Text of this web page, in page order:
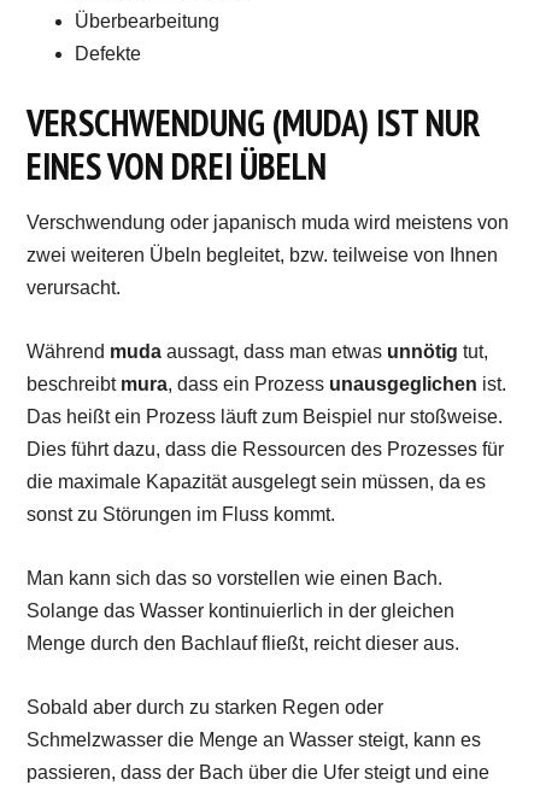
Überbearbeitung
Defekte
VERSCHWENDUNG (MUDA) IST NUR
EINES VON DREI ÜBELN
Verschwendung oder japanisch muda wird meistens von
zwei weiteren Übeln begleitet, bzw. teilweise von Ihnen
verursacht.
Während muda aussagt, dass man etwas unnötig tut,
beschreibt mura, dass ein Prozess unausgeglichen ist.
Das heißt ein Prozess läuft zum Beispiel nur stoßweise.
Dies führt dazu, dass die Ressourcen des Prozesses für
die maximale Kapazität ausgelegt sein müssen, da es
sonst zu Störungen im Fluss kommt.
Man kann sich das so vorstellen wie einen Bach.
Solange das Wasser kontinuierlich in der gleichen
Menge durch den Bachlauf fließt, reicht dieser aus.
Sobald aber durch zu starken Regen oder
Schmelzwasser die Menge an Wasser steigt, kann es
passieren, dass der Bach über die Ufer steigt und eine